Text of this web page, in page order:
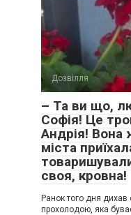
Дозвілля
– Та ви що,
Софія! Це
Андрія! Вона
міста
своя, кровна!
Ранок того дня
прохолодою, яка